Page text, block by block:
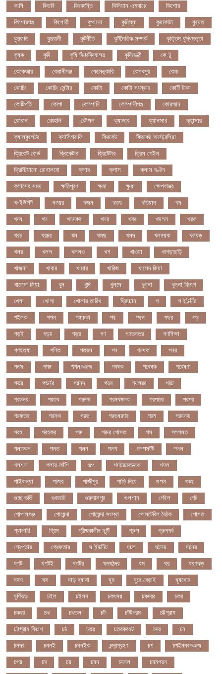
কাশি কিডনি কিংবদন্তি কিলিয়ান এমবাপ্পে কিশোর
কিশোরগঞ্জ কিশোরী কুপানো কুমিল্লা কুয়াকাটা কুয়েত
কুরবানি কুরবানী কূটনীতি কূটনৈতিক সম্পর্ক কৃত্তিম বুদ্ধিমত্তা
কৃষক কৃষি কৃষি বিশ্ববিদ্যালয় কৃষিমন্ত্রী কে-টু
কেকেআর কেরানীগঞ্জ কেলেঙ্কারি কেশবপুর কোচ
কোচিং কোচিং সেন্টার কোটা কোটা সংস্কার কোটি টাকা
কোটিপতি কোপা কোম্পানি কোম্পানীগঞ্জ কোরআন
কোরান কোহলি কৌশল ক্যাডার ক্যানসার ক্যান্সার
ক্যালকুলেটর ক্যালিগ্রাফি ক্রিকেট ক্রিকেট অস্ট্রেলিয়া
ক্রিকেট বোর্ড ক্রিকেটার ক্রিটেটার ক্রিস গেইল
ক্রিস্টিয়ানো রোনালদো ক্লাব ক্লাস ক্লাস বণ্টন
ক্লাসের সময় ক্ষতিপূরণ ক্ষমা ক্ষুধা ক্ষেপণাস্ত্র
খ-ইউনিট খওয়র খজন খতয় খতিয়ান খদ
খদয খন খনদকর খনর খবর খয়লন খরক
খরচ খরচর খল খলছ খলদ খলনয়ক খলয়ড়
খলর খলল খললও খশ খাওয়া খাগড়াছড়ি
খাজনা খাবার খামার খারিজ খালেদ জিয়া
খালেদা জিয়া খুন খুনি খুলছে খুলনা খুলনা বিভাগ
খেলা খোলা খোলার তারিখ খ্রিস্টান গ গ ইউনিট
গইলক গগল গঙ্গাচড়া গছ গছন গছর গড়
গড়ই গড়য় গড়র গণ গণতনতর গণশিক্ষা
গণহত্যা গণিত গতরস গন গনধক গনর
গনস গপন গপলগঞজ গবষক গবেষক গবেষণা
গভর গভর্নর গয়নদ গয়ব গযলরর গরট
গরডনর গরতব গরনথ গরনথমলয় গরপতর গরপর
গরফতর গরফথ গরভ গরভধরণর গরম গরযনড
গরহ গরহকর গরু গরুর গোসত গল গলগলত
গলডকপ গলত গলন গলপ গলপসটট গলল
গলশন গলায় ফাঁশি গল্প গসটরমবভষক গসল
গাইবান্ধা গাজর গাজীপুর গাড়ি নিয়ে গুগল গুচ্ছ
গুচ্ছ ভর্তি গুজরাট গুরুদাসপুর গুলশান গেইল গেট
গোপালগঞ্জ গোয়েন্দা গোয়েন্দা সংস্থা গোলটেবিল বৈঠক গোশত
গ্যালারি গ্রিস গ্রীষ্মকালীন ছুটি গ্রুপ গ্রুপপর্ব
গ্রেপ্তার গ্রেফতার ঘ ইউনিট ঘচল ঘটনয় ঘটনর
ঘণট ঘণটই ঘণটর ঘনষঠদর ঘম ঘর ঘরণঝড়
ঘষণ ঘস ঘাড় ব্যাথা ঘুম ঘুরে বেড়াই ঘুষখোর
ঘূর্ণিঝড় চইল চইলন চকৎসয় চকদরর চকর
চকরর চখ চখতল চট চটটগরম চট্টগ্রাম
চট্টগ্রাম বিভাগ চঠ চতর চতরকরমট চদর চন
চনদর চননই চননইক চন্দ্রগ্রহণ চপ চপইনববগঞজ
চপয় চব চয় চযন চযনল চযমপয়ন